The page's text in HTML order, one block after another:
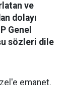
ve
dolayı
Genel
sözleri dile
emanet.